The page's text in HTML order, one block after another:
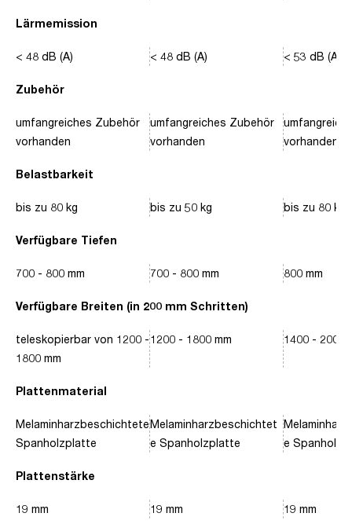
Lärmemission
Zubehör
Belastbarkeit
Verfügbare Tiefen
Verfügbare Breiten (in 200 mm Schritten)
Plattenmaterial
Plattenstärke
< 48 dB (A)
umfangreiches Zubehör
vorhanden
bis zu 80 kg
700 - 800 mm
teleskopierbar von 1200 -
1800 mm
Melaminharzbeschichtete
Spanholzplatte
19 mm
< 48 dB (A)
umfangreiches Zubehör
vorhanden
bis zu 50 kg
700 - 800 mm
1200 - 1800 mm
Melaminharzbeschichtet
e Spanholzplatte
19 mm
< 53 dB (A)
vorhanden
bis zu 80 kg
800 mm
1400 - 2000
e
19 mm